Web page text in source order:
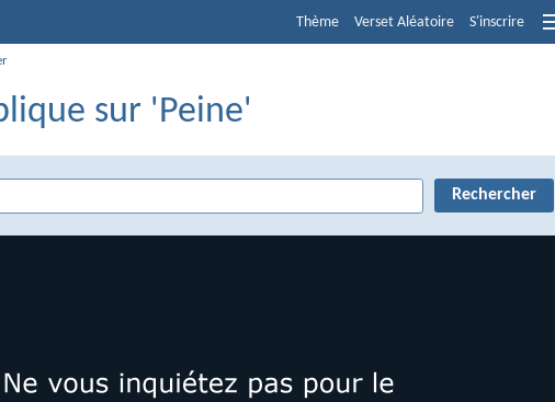
Thème Verset Aléatoire S'inscrire
sur 'Peine'